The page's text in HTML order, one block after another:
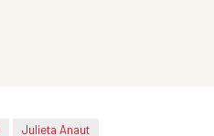
Julieta Anaut